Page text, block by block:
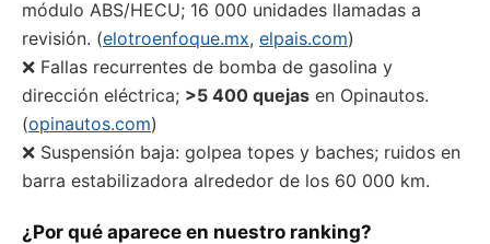
módulo ABS/HECU; 16 000 unidades llamadas a
revisión. (elotroenfoque.mx, elpais.com)
❌ Fallas recurrentes de bomba de gasolina y
dirección eléctrica; >5 400 quejas en Opinautos.
(opinautos.com)
❌ Suspensión baja: golpea topes y baches; ruidos en
barra estabilizadora alrededor de los 60 000 km.
¿Por qué aparece en nuestro ranking?